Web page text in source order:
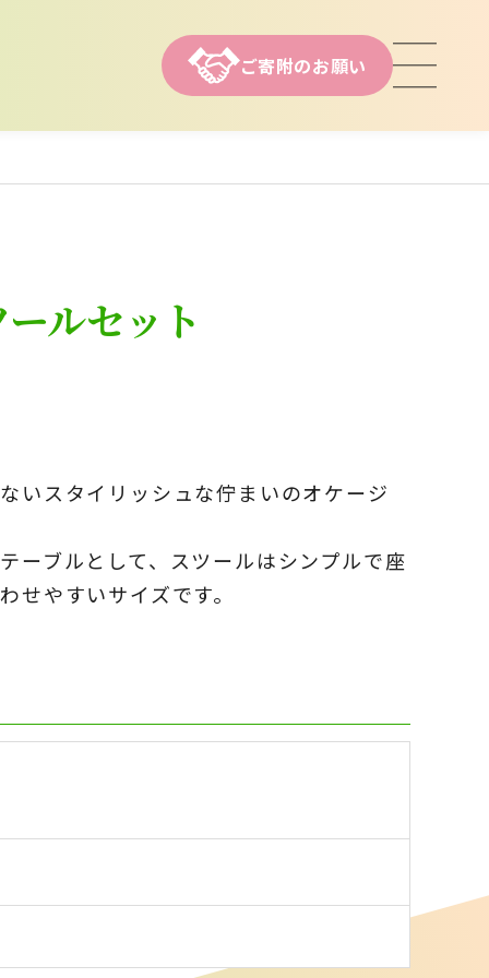
ご寄附のお願い
ルセット
いスタイリッシュな佇まいのオケージ
ーブルとして、スツールはシンプルで座
せやすいサイズです。